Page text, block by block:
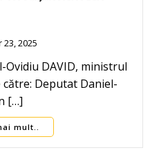
2025
Ovidiu DAVID, ministrul
către: Deputat Daniel-
[…]
mult..